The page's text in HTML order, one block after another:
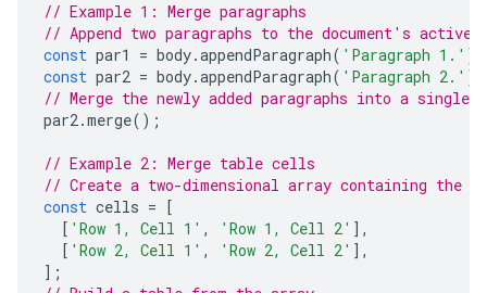
// Example 1: Merge paragraphs
// Append two paragraphs to the document's active
const par1 = body.appendParagraph( 'Paragraph 1.' );
const par2 = body.appendParagraph( 'Paragraph 2.' );
// Merge the newly added paragraphs into a single
par2.merge();
// Example 2: Merge table cells
// Create a two-dimensional array containing the
const cells = [
[ 'Row 1, Cell 1' , 'Row 1, Cell 2' ],
[ 'Row 2, Cell 1' , 'Row 2, Cell 2' ],
];